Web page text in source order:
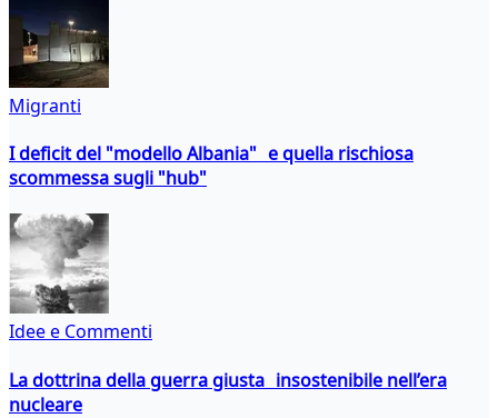
Migranti
I deficit del "modello Albania" e quella rischiosa
scommessa sugli "hub"
Idee e Commenti
La dottrina della guerra giusta insostenibile nell’era
nucleare